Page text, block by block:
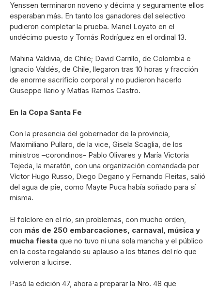
Yenssen terminaron noveno y décima y seguramente ellos
esperaban más. En tanto los ganadores del selectivo
pudieron completar la prueba. Mariel Loyato en el
undécimo puesto y Tomás Rodríguez en el ordinal 13.
Mahina Valdivia, de Chile; David Carrillo, de Colombia e
Ignacio Valdés, de Chile, llegaron tras 10 horas y fracción
de enorme sacrificio corporal y no pudieron hacerlo
Giuseppe Ilario y Matías Ramos Castro.
En la Copa Santa Fe
Con la presencia del gobernador de la provincia,
Maximiliano Pullaro, de la vice, Gisela Scaglia, de los
ministros –corondinos- Pablo Olivares y María Victoria
Tejeda, la maratón, con una organización comandada por
Víctor Hugo Russo, Diego Degano y Fernando Fleitas, salió
del agua de pie, como Mayte Puca había soñado para sí
misma.
El folclore en el río, sin problemas, con mucho orden,
con más de 250 embarcaciones, carnaval, música y
mucha fiesta que no tuvo ni una sola mancha y el público
en la costa regalando su aplauso a los titanes del río que
volvieron a lucirse.
Pasó la edición 47, ahora a preparar la Nro. 48 que